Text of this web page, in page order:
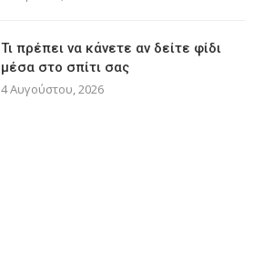
Τι πρέπει να κάνετε αν δείτε φίδι
μέσα στο σπίτι σας
4 Αυγούστου, 2026